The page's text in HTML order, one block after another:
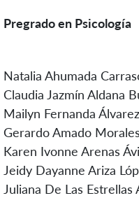
Pregrado en Psicología
Natalia Ahumada
Claudia Jazmín Aldana
Mailyn Fernanda
Gerardo Amado Morales
Karen Ivonne Arenas
Jeidy Dayanne Ariza
Juliana De Las Estrellas